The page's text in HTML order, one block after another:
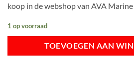
koop in de webshop van AVA Marine
1 op voorraad
TOEVOEGEN AAN